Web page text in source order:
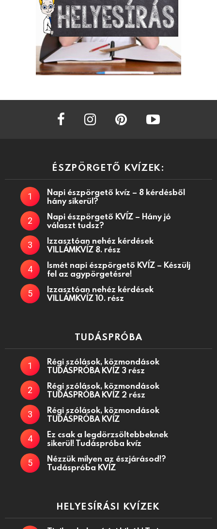
facebook instagram
ÉSZPÖRGETŐ KVÍZEK:
Napi észpörgető kvíz – 8 kérdésből
hány sikerül?
Napi észpörgető KVÍZ – Hány jó
választ tudsz?
Izzasztóan nehéz kérdések
VILLÁMKVÍZ 8. rész
Ismét napi észpörgető KVÍZ – Készülj
fel az agypörgetésre!
Izzasztóan nehéz kérdések
VILLÁMKVÍZ 10. rész
TUDÁSPRÓBA
Régi szólások, közmondások
TUDÁSPRÓBA KVÍZ 3 rész
Régi szólások, közmondások
TUDÁSPRÓBA KVÍZ 2 rész
Régi szólások, közmondások
TUDÁSPRÓBA KVÍZ
Ez csak a legdörzsöltebbeknek
sikerül! Tudáspróba kvíz
Nézzük milyen az észjárásod!?
Tudáspróba KVÍZ
HELYESÍRÁSI KVÍZEK